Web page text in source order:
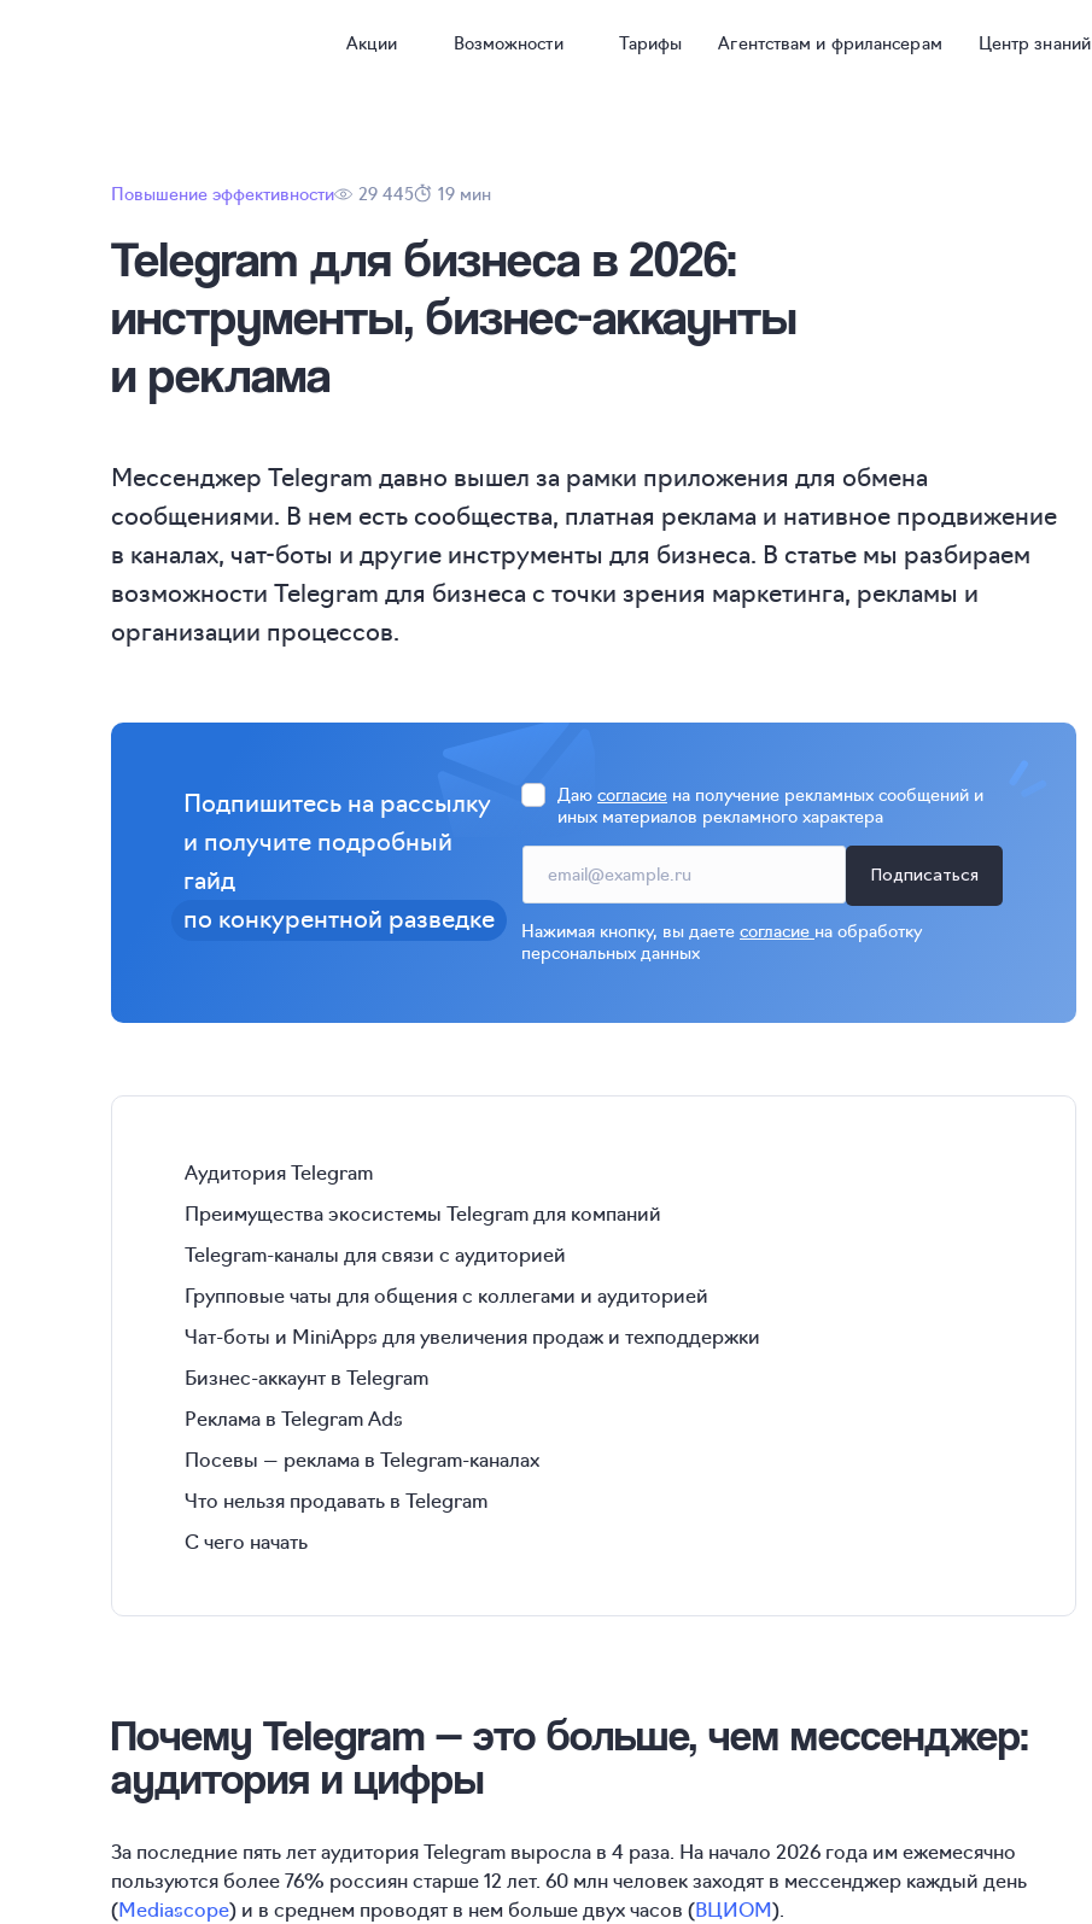
Акции Возможности Тарифы Агентствам и фрилансерам Центр знаний
Повышение эффективности 29 445 19 мин
Telegram для бизнеса в 2026:
инструменты, бизнес-аккаунты
и реклама
Мессенджер Telegram давно вышел за рамки приложения для обмена
сообщениями. В нем есть сообщества, платная реклама и нативное продвижение
в каналах, чат-боты и другие инструменты для бизнеса. В статье мы разбираем
возможности Telegram для бизнеса с точки зрения маркетинга, рекламы и
организации процессов.
Подпишитесь на рассылку
и получите подробный
гайд
по конкурентной разведке
Даю согласие на получение рекламных сообщений и
иных материалов рекламного характера
Подписаться
Нажимая кнопку, вы даете согласие на обработку
персональных данных
Аудитория Telegram
Преимущества экосистемы Telegram для компаний
Telegram-каналы для связи с аудиторией
Групповые чаты для общения с коллегами и аудиторией
Чат-боты и MiniApps для увеличения продаж и техподдержки
Бизнес-аккаунт в Telegram
Реклама в Telegram Ads
Посевы — реклама в Telegram-каналах
Что нельзя продавать в Telegram
С чего начать
Почему Telegram — это больше, чем мессенджер:
аудитория и цифры
За последние пять лет аудитория Telegram выросла в 4 раза. На начало 2026 года им ежемесячно
пользуются более 76% россиян старше 12 лет. 60 млн человек заходят в мессенджер каждый день
(Mediascope) и в среднем проводят в нем больше двух часов (ВЦИОМ).